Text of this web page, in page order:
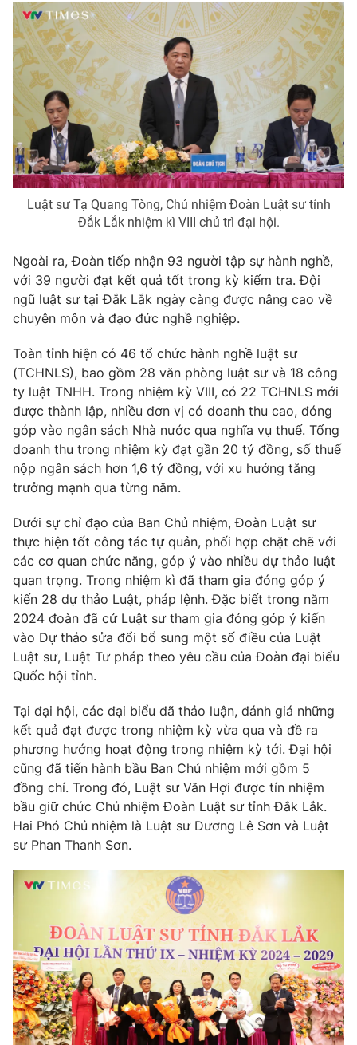
Hậu trường
Nhân vật
Khán giả
Giải sao mai
Điện ảnh
Âm nhạc
Sao
Đời sống
Du lịch
Làm đẹp
Chất lượng cuộc sống
Giáo dục
Tuyển sinh
Học trực tuyến
Công nghệ
Hitech Công nghệ tương lai
Tư vấn
Giao lưu trực tuyến
Lịch phát sóng
Chuyên mục khác
Emagazine Podcast
Photo Infographic
Video Shorts video
VTV Money VTV Thể thao
VTV Sức khoẻ Bất động sản
Thị trường 24h Tấm lòng Việt
VTV4 Vươn mình bằng AI
VTV9 VTV8
Liên hệ tòa soạn
THỜI BÁO VTV
Theo dõi báo trên
Cơ quan chủ quản:
Đài Truyền hình Việt Nam
Thời báo VTV
Giấy phép hoạt động báo in và báo điện tử số 483/GP-BTTTT
cấp ngày 29/12/2023
Tổng Biên tập: Vũ Thanh Thủy
Phó Tổng Biên tập:Nguyễn Thị Mỹ Hạnh, Phạm Quốc Thắng,
Nguyễn Trọng Ninh
Tổng đài VTV:024.38 355 931 - 024.38 355 932
Luật sư Tạ Quang Tòng, Chủ nhiệm Đoàn Luật sư tỉnh
Đắk Lắk nhiệm kì VIII chủ trì đại hội.
Ngoài ra, Đoàn tiếp nhận 93 người tập sự hành nghề,
với 39 người đạt kết quả tốt trong kỳ kiểm tra. Đội
ngũ luật sư tại Đắk Lắk ngày càng được nâng cao về
chuyên môn và đạo đức nghề nghiệp.
Toàn tỉnh hiện có 46 tổ chức hành nghề luật sư
(TCHNLS), bao gồm 28 văn phòng luật sư và 18 công
ty luật TNHH. Trong nhiệm kỳ VIII, có 22 TCHNLS mới
được thành lập, nhiều đơn vị có doanh thu cao, đóng
góp vào ngân sách Nhà nước qua nghĩa vụ thuế. Tổng
doanh thu trong nhiệm kỳ đạt gần 20 tỷ đồng, số thuế
nộp ngân sách hơn 1,6 tỷ đồng, với xu hướng tăng
trưởng mạnh qua từng năm.
Dưới sự chỉ đạo của Ban Chủ nhiệm, Đoàn Luật sư
thực hiện tốt công tác tự quản, phối hợp chặt chẽ với
các cơ quan chức năng, góp ý vào nhiều dự thảo luật
quan trọng. Trong nhiệm kì đã tham gia đóng góp ý
kiến 28 dự thảo Luật, pháp lệnh. Đặc biết trong năm
2024 đoàn đã cử Luật sư tham gia đóng góp ý kiến
vào Dự thảo sửa đổi bổ sung một số điều của Luật
Luật sư, Luật Tư pháp theo yêu cầu của Đoàn đại biểu
Quốc hội tỉnh.
Tại đại hội, các đại biểu đã thảo luận, đánh giá những
kết quả đạt được trong nhiệm kỳ vừa qua và đề ra
phương hướng hoạt động trong nhiệm kỳ tới. Đại hội
cũng đã tiến hành bầu Ban Chủ nhiệm mới gồm 5
đồng chí. Trong đó, Luật sư Văn Hợi được tín nhiệm
bầu giữ chức Chủ nhiệm Đoàn Luật sư tỉnh Đắk Lắk.
Hai Phó Chủ nhiệm là Luật sư Dương Lê Sơn và Luật
sư Phan Thanh Sơn.